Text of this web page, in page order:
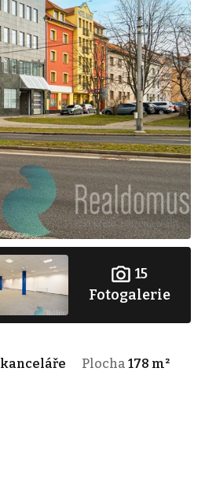
15
Fotogalerie
kanceláře Plocha 178 m²